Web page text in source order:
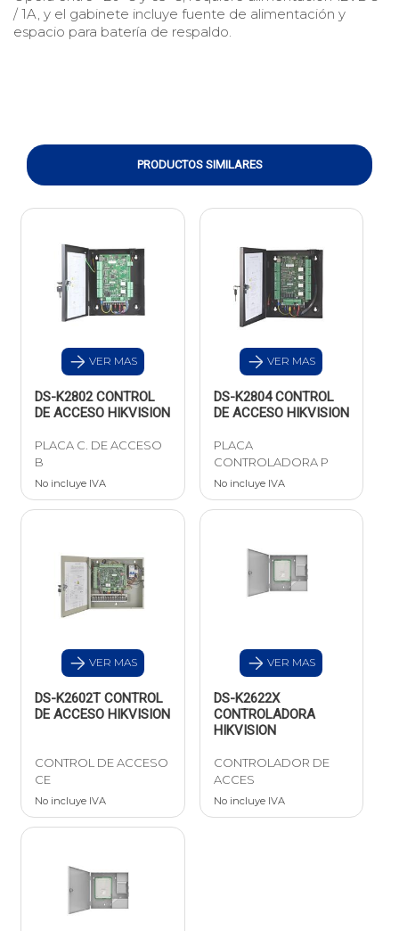
/ 1A, y el gabinete incluye fuente de alimentación y
espacio para batería de respaldo.
PRODUCTOS SIMILARES
VER MAS
DS-K2802 CONTROL
DE ACCESO HIKVISION
PLACA C. DE ACCESO
B
No incluye IVA
VER MAS
DS-K2804 CONTROL
DE ACCESO HIKVISION
PLACA
CONTROLADORA P
No incluye IVA
VER MAS
DS-K2602T CONTROL
DE ACCESO HIKVISION
CONTROL DE ACCESO
CE
No incluye IVA
VER MAS
DS-K2622X
CONTROLADORA
HIKVISION
CONTROLADOR DE
ACCES
No incluye IVA